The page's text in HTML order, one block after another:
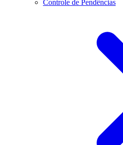
Controle de Pendências